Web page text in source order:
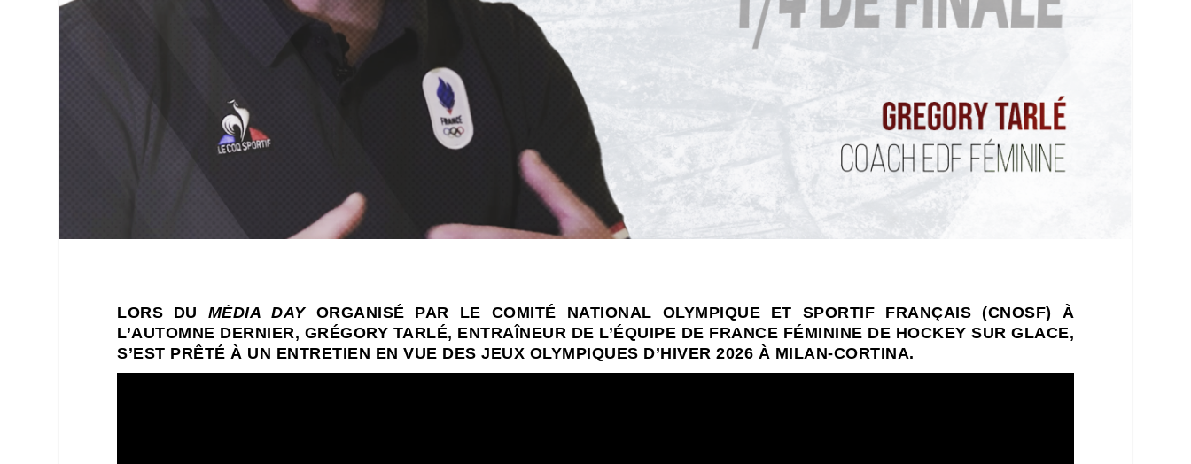
LORS DU MÉDIA DAYORGANISÉ PAR LE COMITÉ NATIONAL OLYMPIQUE ET SPORTIF FRANÇAIS (CNOSF) À
L’AUTOMNE DERNIER, GRÉGORY TARLÉ, ENTRAÎNEUR DE L’ÉQUIPE DE FRANCE FÉMININE DE HOCKEY SUR GLACE,
S’EST PRÊTÉ À UN ENTRETIEN EN VUE DES JEUX OLYMPIQUES D’HIVER 2026 À MILAN-CORTINA.